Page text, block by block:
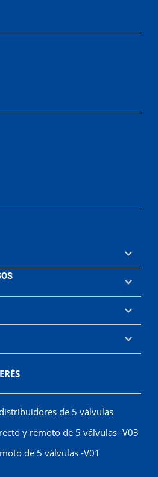
de 5 válvulas
y remoto de 5 válvulas -V03
de 5 válvulas -V01